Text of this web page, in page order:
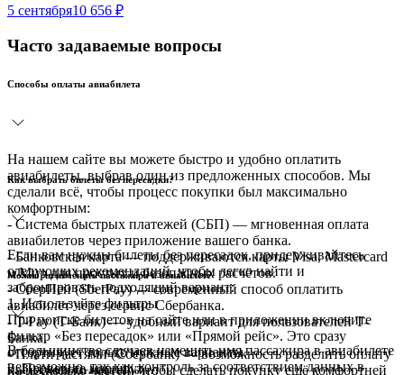
5 сентября10 656 ₽
Часто задаваемые вопросы
Способы оплаты авиабилета
На нашем сайте вы можете быстро и удобно оплатить
авиабилеты, выбрав один из предложенных способов. Мы
сделали всё, чтобы процесс покупки был максимально
комфортным:
- Система быстрых платежей (СБП) — мгновенная оплата
авиабилетов через приложение вашего банка.
- Банковская карта — поддерживаются карты Visa, Mastercard
и Мир для простых и безопасных расчётов.
- СберПей (SberPay) — современный способ оплатить
авиабилет через сервис Сбербанка.
- T-Pay (Т-Банк) — удобный вариант для пользователей Т-
Банка.
- Плати частями (Сбербанк) — возможность разделить оплату
на несколько частей, чтобы сделать покупку ещё комфортней
Как выбрать билеты без пересадки?
Если вам нужны билеты без пересадок, придерживайтесь
следующих рекомендаций, чтобы легко найти и
забронировать подходящий вариант:
1. Используйте фильтры
При поиске билетов на сайте или в приложении включите
фильтр «Без пересадок» или «Прямой рейс». Это сразу
отсортирует только нужные варианты.
2. Проверьте маршрут
Можно ли изменить пассажира в авиабилете
В большинстве случаев изменить имя пассажира в авиабилете
невозможно, так как контроль за соответствием данных в
Как докупить багаж на самолет?